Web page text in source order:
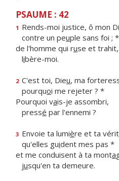
PSAUME : 42
1 Rends-moi justice, ô mon
contre un peuple sans foi ; *
de l'homme qui ruse et trahit,
libère-moi.
2 C'est toi, Dieu, ma
pourquoi me rejeter ? *
Pourquoi vais-je assombri,
pressé par l'ennemi ?
3 Envoie ta lumière et ta
qu'elles guident mes pas *
et me conduisent à ta monta
jusqu'en ta demeure.